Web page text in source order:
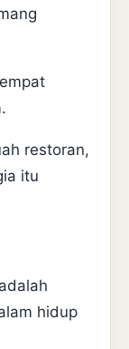
restoran,
itu
hidup